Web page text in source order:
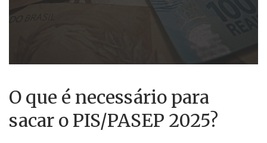
O que é necessário para
sacar o PIS/PASEP 2025?